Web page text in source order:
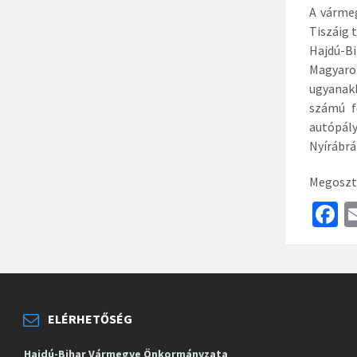
A
Tiszáig
Hajdú-
számú
b
ELÉRHETŐSÉG
Hajdú-Bihar Vármegye Önkormányzata